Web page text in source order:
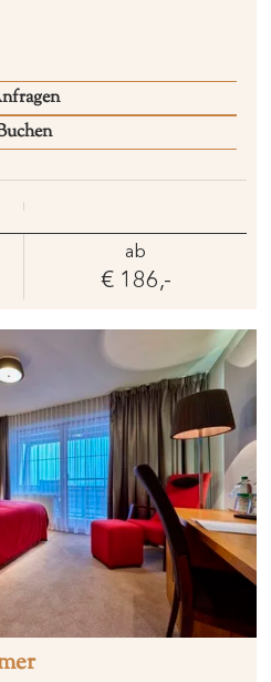
ab
€ 186,-